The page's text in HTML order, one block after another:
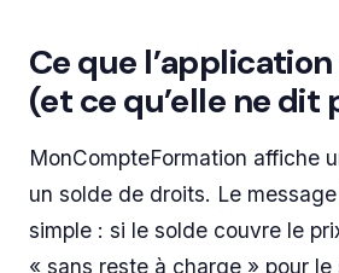
Ce que
(et ce qu’elle ne dit
MonCompteFormation affiche
un solde de droits. Le
simple : si le solde couvre le
« sans reste à charge » pour le